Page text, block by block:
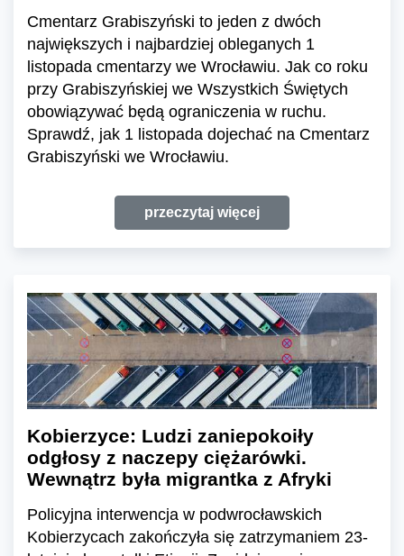
Cmentarz Grabiszyński to jeden z dwóch
największych i najbardziej obleganych 1
listopada cmentarzy we Wrocławiu. Jak co roku
przy Grabiszyńskiej we Wszystkich Świętych
obowiązywać będą ograniczenia w ruchu.
Sprawdź, jak 1 listopada dojechać na Cmentarz
Grabiszyński we Wrocławiu.
przeczytaj więcej
Kobierzyce: Ludzi zaniepokoiły
odgłosy z naczepy ciężarówki.
Wewnątrz była migrantka z Afryki
Policyjna interwencja w podwrocławskich
Kobierzycach zakończyła się zatrzymaniem 23-